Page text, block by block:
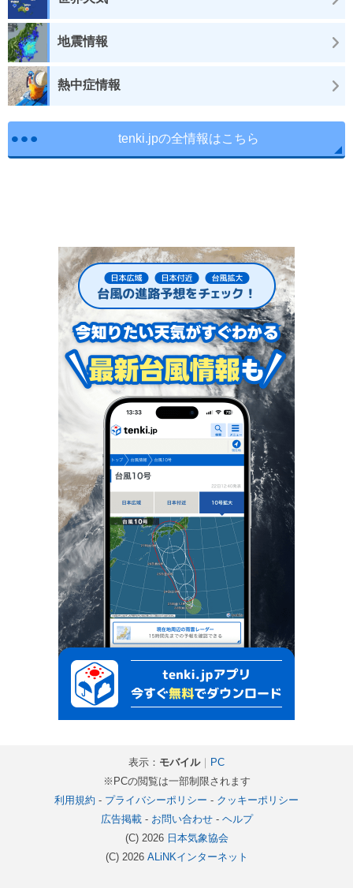
地震情報
熱中症情報
tenki.jpの全情報はこちら
表示： モバイル｜ PC
※PCの閲覧は一部制限されます
利用規約 - プライバシーポリシー - クッキーポリシー
広告掲載- お問い合わせ- ヘルプ
(C) 2026 日本気象協会
(C) 2026 ALiNKインターネット